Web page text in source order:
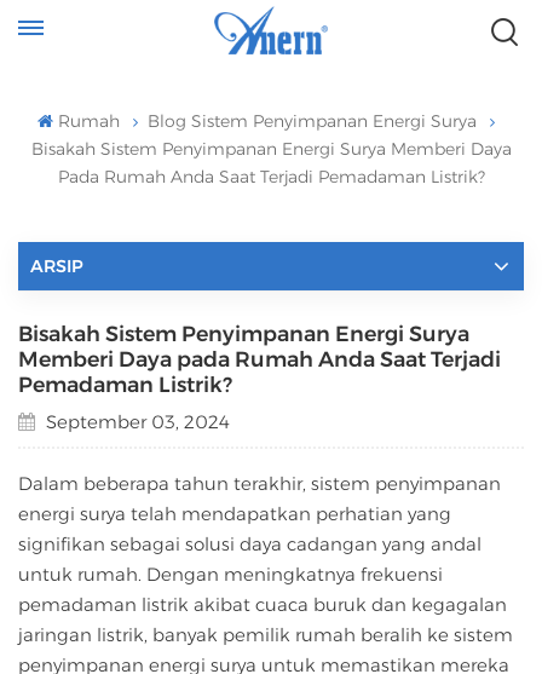
Rumah
Blog Sistem Penyimpanan Energi Surya
Bisakah Sistem Penyimpanan Energi Surya Memberi Daya
Pada Rumah Anda Saat Terjadi Pemadaman Listrik?
ARSIP
Bisakah Sistem Penyimpanan Energi Surya
Memberi Daya pada Rumah Anda Saat Terjadi
Pemadaman Listrik?
September 03, 2024
Dalam beberapa tahun terakhir, sistem penyimpanan
energi surya telah mendapatkan perhatian yang
signifikan sebagai solusi daya cadangan yang andal
untuk rumah. Dengan meningkatnya frekuensi
pemadaman listrik akibat cuaca buruk dan kegagalan
jaringan listrik, banyak pemilik rumah beralih ke sistem
penyimpanan energi surya untuk memastikan mereka